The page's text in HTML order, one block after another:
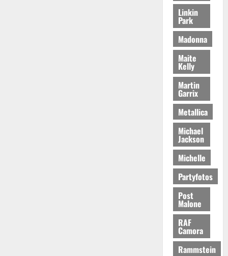
Linkin
Park
Madonna
Maite
Kelly
Martin
Garrix
Metallica
Michael
Jackson
Michelle
Partyfotos
Post
Malone
RAF
Camora
Rammstein